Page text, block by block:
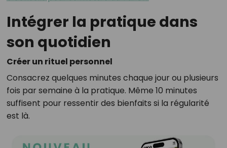
Intégrer la pratique dans
son quotidien
Créer un rituel personnel
Consacrez quelques minutes chaque jour ou plusieurs
fois par semaine à la pratique. Même 10 minutes
suffisent pour ressentir des bienfaits si la régularité
est là.